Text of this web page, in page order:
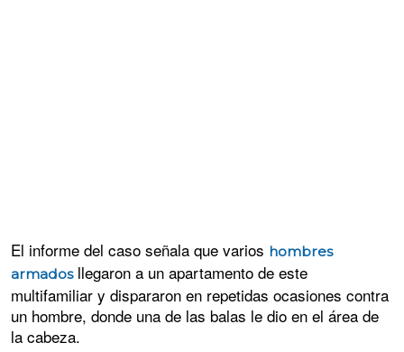
El informe del caso señala que varios hombres
armadosllegaron a un apartamento de este
multifamiliar y dispararon en repetidas ocasiones contra
un hombre, donde una de las balas le dio en el área de
la cabeza.